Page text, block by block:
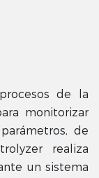
de la
monitorizar
de
realiza
un sistema